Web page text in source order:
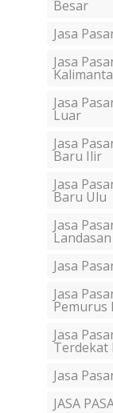
Besar
Jasa
Jasa
Jasa
Luar
Jasa
Baru Ilir
Jasa
Baru Ulu
Jasa
Jasa
Jasa
Pemurus
Jasa
Terdekat
Jasa
JASA